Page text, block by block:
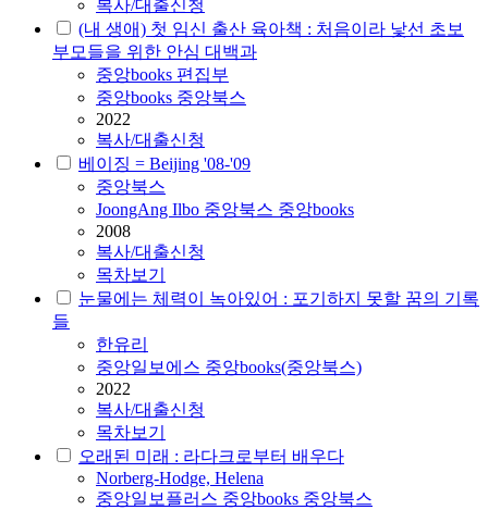
복사/대출신청
(내 생애) 첫 임신 출산 육아책 : 처음이라 낯선 초보
부모들을 위한 안심 대백과
중앙books 편집부
중앙books 중앙북스
2022
복사/대출신청
베이징 = Beijing '08-'09
중앙북스
JoongAng Ilbo 중앙북스 중앙books
2008
복사/대출신청
목차보기
눈물에는 체력이 녹아있어 : 포기하지 못할 꿈의 기록
들
한유리
중앙일보에스 중앙books(중앙북스)
2022
복사/대출신청
목차보기
오래된 미래 : 라다크로부터 배우다
Norberg-Hodge, Helena
중앙일보플러스 중앙books 중앙북스